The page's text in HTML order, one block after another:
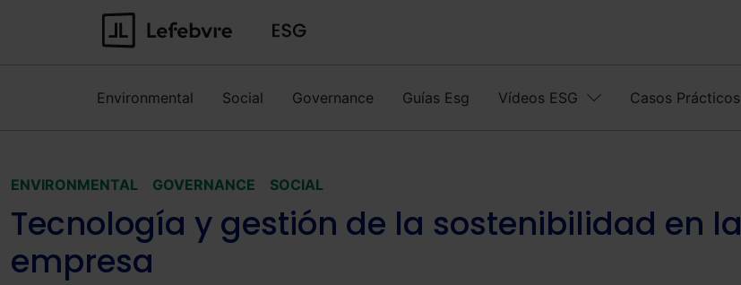
Environmental Social Governance Guías Esg Vídeos ESG Casos Prácticos
ENVIRONMENTAL GOVERNANCE SOCIAL
Tecnología y gestión de la sostenibilidad en la
empresa